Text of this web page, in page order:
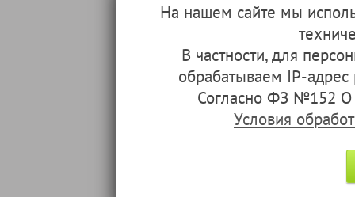
На нашем сайте мы
В частности, для
обрабатываем IP-
Согласно ФЗ №152 О
Условия